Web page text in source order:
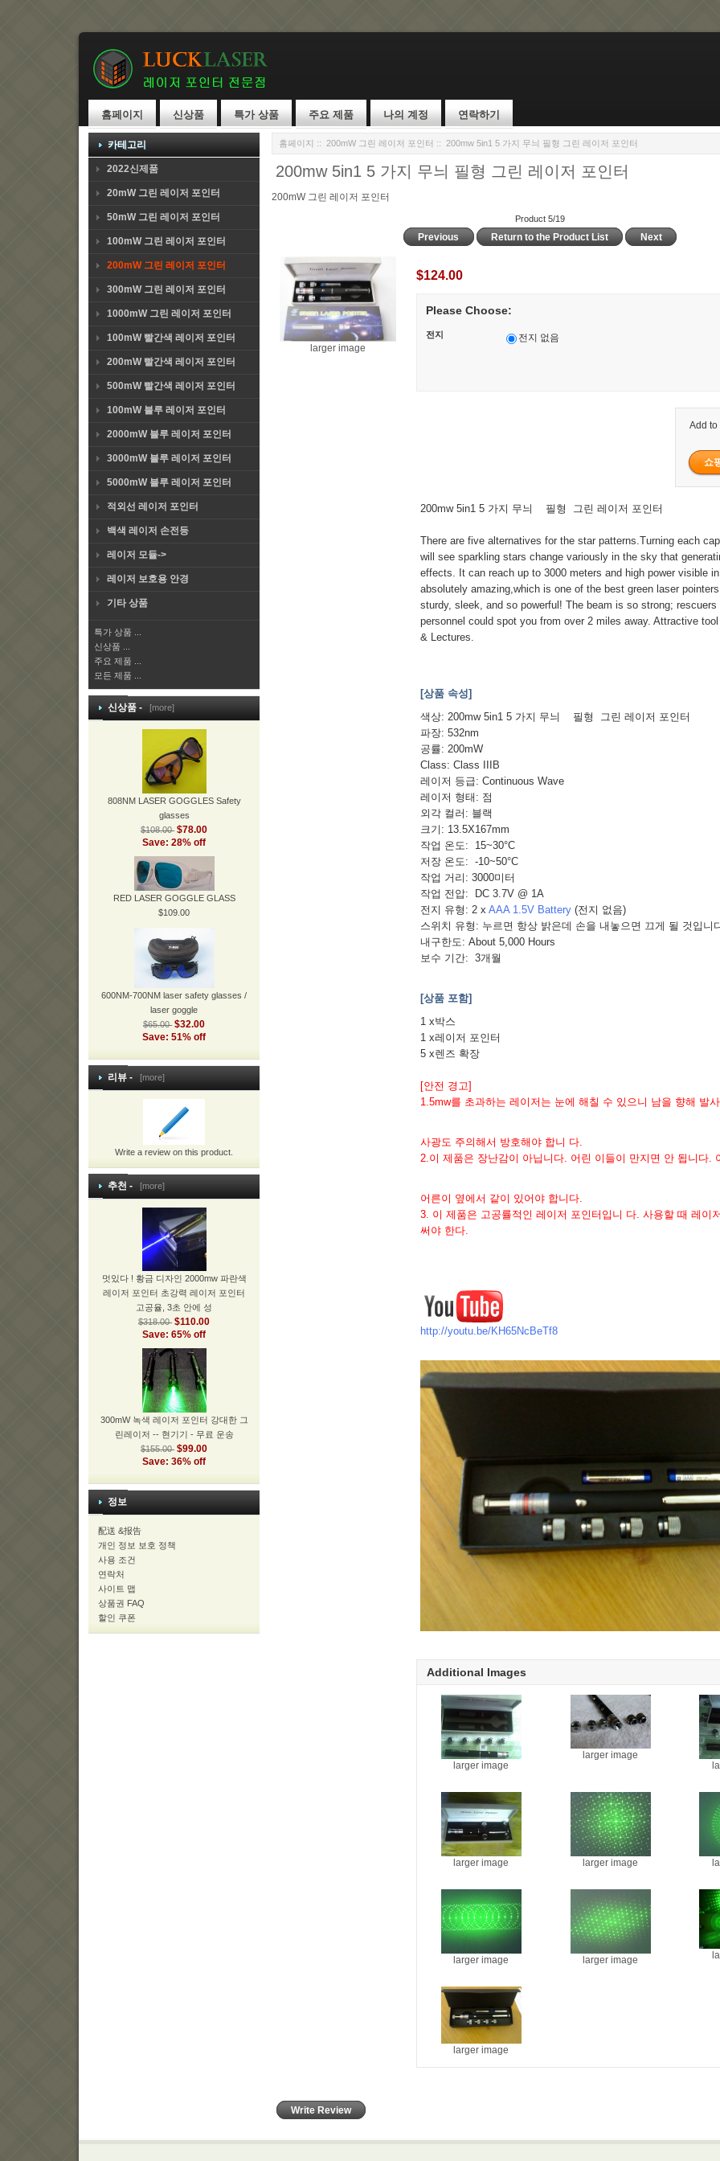
홈페이지 신상품 특가 상품 주요 제품 나의 계정 연락하기
카테고리
2022신제품
20mW 그린 레이저 포인터
50mW 그린 레이저 포인터
100mW 그린 레이저 포인터
200mW 그린 레이저 포인터
300mW 그린 레이저 포인터
1000mW 그린 레이저 포인터
100mW 빨간색 레이저 포인터
200mW 빨간색 레이저 포인터
500mW 빨간색 레이저 포인터
100mW 블루 레이저 포인터
2000mW 블루 레이저 포인터
3000mW 블루 레이저 포인터
5000mW 블루 레이저 포인터
적외선 레이저 포인터
백색 레이저 손전등
레이저 모듈->
레이저 보호용 안경
기타 상품
특가 상품 ...
신상품 ...
주요 제품 ...
모든 제품 ...
신상품 - [more]
808NM LASER GOGGLES Safety
glasses
$108.00 $78.00
Save: 28% off
RED LASER GOGGLE GLASS
$109.00
600NM-700NM laser safety glasses /
laser goggle
$65.00 $32.00
Save: 51% off
리뷰 - [more]
Write a review on this product.
추천 - [more]
멋있다 ! 황금 디자인 2000mw 파란색
레이저 포인터 초강력 레이저 포인터
고공율, 3초 안에 성
$318.00 $110.00
Save: 65% off
300mW 녹색 레이저 포인터 강대한 그
린레이저 -- 현기기 - 무료 운송
$155.00 $99.00
Save: 36% off
정보
配送 &报告
개인 정보 보호 정책
사용 조건
연락처
사이트 맵
상품권 FAQ
할인 쿠폰
홈페이지 :: 200mW 그린 레이저 포인터 :: 200mw 5in1 5 가지 무늬 필형 그린 레이저 포인터
200mw 5in1 5 가지 무늬 필형 그린 레이저 포인터
200mW 그린 레이저 포인터
Product 5/19
Previous Return to the Product List Next
larger image
$124.00
Please Choose:
전지 전지 없음
Add
200mw 5in1 5 가지 무늬 필형 그린 레이저 포인터
There are five alternatives for the star patterns.Turning each
will see sparkling stars change variously in the sky that
effects. It can reach up to 3000 meters and high power visible
absolutely amazing,which is one of the best green laser
sturdy, sleek, and so powerful! The beam is so strong; rescuers
personnel could spot you from over 2 miles away. Attractive
& Lectures.
[상품 속성]
색상: 200mw 5in1 5 가지 무늬 필형 그린 레이저 포인터
파장: 532nm
공률: 200mW
Class: Class IIIB
레이저 등급: Continuous Wave
레이저 형태: 점
외각 컬러: 블랙
크기: 13.5X167mm
작업 온도: 15~30°C
저장 온도: -10~50°C
작업 거리: 3000미터
작업 전압: DC 3.7V @ 1A
전지 유형: 2 x AAA 1.5V Battery(전지 없음)
스위치 유형: 누르면 항상 밝은데 손을 내놓으면 끄게 될 것입니
내구한도: About 5,000 Hours
보수 기간: 3개월
[상품 포함]
1 x박스
1 x레이저 포인터
5 x렌즈 확장
[안전 경고]
1.5mw를 초과하는 레이저는 눈에 해칠 수 있으니 남을 향해 발
사광도 주의해서 방호해야 합니 다.
2.이 제품은 장난감이 아닙니다. 어린 이들이 만지면 안 됩니다.
어른이 옆에서 같이 있어야 합니다.
3. 이 제품은 고공률적인 레이저 포인터입니 다. 사용할 때 레이
써야 한다.
http://youtu.be/KH65NcBeTf8
Additional Images
larger image
larger image
larger image larger image
larger image larger image
larger image
Write Review